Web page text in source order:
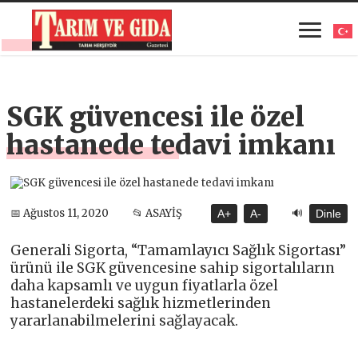
SGK güvencesi ile özel
hastanede tedavi imkanı
📅 Ağustos 11, 2020 📂 ASAYİŞ A+ A- 🔊 Dinle
Generali Sigorta, “Tamamlayıcı Sağlık Sigortası”
ürünü ile SGK güvencesine sahip sigortalıların
daha kapsamlı ve uygun fiyatlarla özel
hastanelerdeki sağlık hizmetlerinden
yararlanabilmelerini sağlayacak.